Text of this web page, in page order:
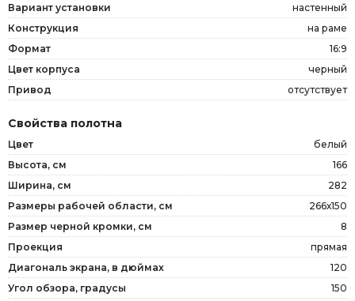
Вариант установки
настенный
Конструкция
на раме
Формат
16:9
Цвет корпуса
черный
Привод
отсутствует
Свойства полотна
Цвет
белый
Высота, см
166
Ширина, см
282
Размеры рабочей области, см
266х150
Размер черной кромки, см
8
Проекция
прямая
Диагональ экрана, в дюймах
120
Угол обзора, градусы
150